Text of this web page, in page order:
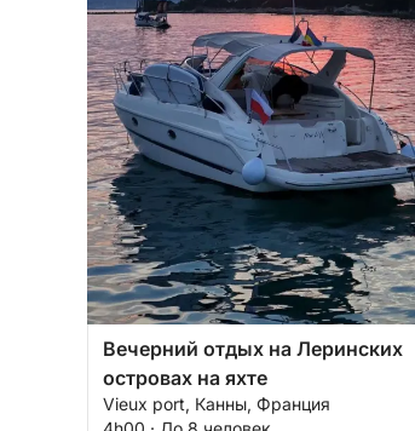
Вечерний отдых на Леринских
островах на яхте
Vieux port, Канны, Франция